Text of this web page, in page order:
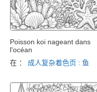
Poisson koi nageant dans
l'océan
在 ： 成人复杂着色页 : 鱼